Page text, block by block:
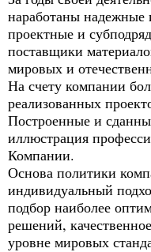
наработаны надежные
проектные и
поставщики
мировых и
На счету компании
реализованных
Построенные и
иллюстрация
Компании.
Основа политики
индивидуальный
подбор наиболее
решений,
уровне мировых